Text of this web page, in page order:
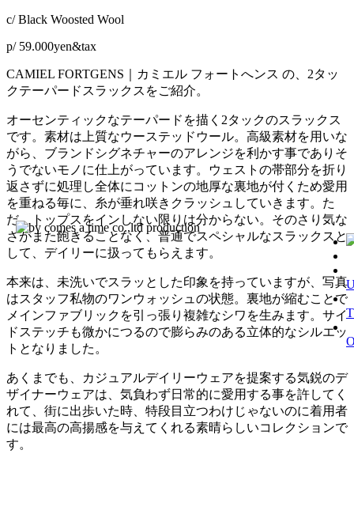
T
c/ Black Woosted Wool
p/ 59.000yen&tax
CAMIEL FORTGENS｜カミエル フォートへンス の、2タッ
クテーパードスラックスをご紹介。
オーセンティックなテーパードを描く2タックのスラックス
です。素材は上質なウーステッドウール。高級素材を用いな
がら、ブランドシグネチャーのアレンジを利かす事でありそ
うでないモノに仕上がっています。ウェストの帯部分を折り
返さずに処理し全体にコットンの地厚な裏地が付くため愛用
を重ねる毎に、糸が垂れ咲きクラッシュしていきます。た
だ、トップスをインしない限りは分からない。そのさり気な
さがまた飽きることなく、普通でスペシャルなスラックスと
して、デイリーに扱ってもらえます。
本来は、未洗いでスラッとした印象を持っていますが、写真
はスタッフ私物のワンウォッシュの状態。裏地が縮むことで
メインファブリックを引っ張り複雑なシワを生みます。サイ
ドステッチも微かにつるので膨らみのある立体的なシルエッ
トとなりました。
あくまでも、カジュアルデイリーウェアを提案する気鋭のデ
ザイナーウェアは、気負わず日常的に愛用する事を許してく
れて、街に出歩いた時、特段目立つわけじゃないのに着用者
には最高の高揚感を与えてくれる素晴らしいコレクションで
す。